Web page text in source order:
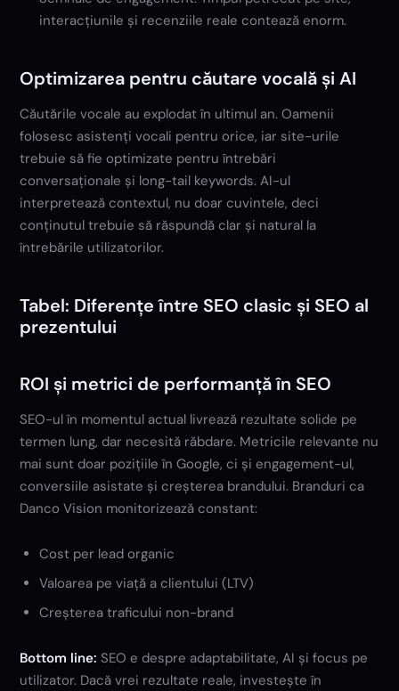
interacțiunile și recenziile reale contează enorm.
Optimizarea pentru căutare vocală și AI
Căutările vocale au explodat în ultimul an. Oamenii
folosesc asistenți vocali pentru orice, iar site-urile
trebuie să fie optimizate pentru întrebări
conversaționale și long-tail keywords. AI-ul
interpretează contextul, nu doar cuvintele, deci
conținutul trebuie să răspundă clar și natural la
întrebările utilizatorilor.
Tabel: Diferențe între SEO clasic și SEO al
prezentului
ROI și metrici de performanță în SEO
SEO-ul în momentul actual livrează rezultate solide pe
termen lung, dar necesită răbdare. Metricile relevante nu
mai sunt doar pozițiile în Google, ci și engagement-ul,
conversiile asistate și creșterea brandului. Branduri ca
Danco Vision monitorizează constant:
Cost per lead organic
Valoarea pe viață a clientului (LTV)
Creșterea traficului non-brand
Bottom line: SEO e despre adaptabilitate, AI și focus pe
utilizator. Dacă vrei rezultate reale, investește în